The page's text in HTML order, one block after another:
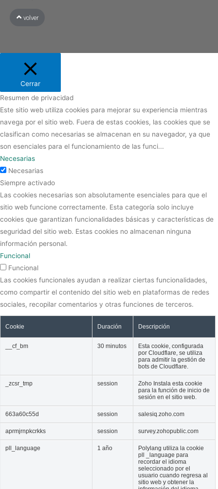
volver
Cerrar
Resumen de privacidad
Este sitio web utiliza cookies para mejorar su experiencia mientras
navega por el sitio web. Fuera de estas cookies, las cookies que se
clasifican como necesarias se almacenan en su navegador, ya que
son esenciales para el funcionamiento de las funci...
Necesarias
Necesarias
Siempre activado
Las cookies necesarias son absolutamente esenciales para que el
sitio web funcione correctamente. Esta categoría solo incluye
cookies que garantizan funcionalidades básicas y características de
seguridad del sitio web. Estas cookies no almacenan ninguna
información personal.
Funcional
Funcional
Las cookies funcionales ayudan a realizar ciertas funcionalidades,
como compartir el contenido del sitio web en plataformas de redes
sociales, recopilar comentarios y otras funciones de terceros.
Cookie Duración Descripción
__cf_bm 30 minutos
Esta cookie, configurada
por Cloudflare, se utiliza
para admitir la gestión de
bots de Cloudflare.
_zcsr_tmp session
Zoho Instala esta cookie
para la función de inicio de
sesión en el sitio web.
663a60c55d session salesiq.zoho.com
aprmjrnpkcrkks session survey.zohopublic.com
pll_language 1 año
Polylang utiliza la cookie
pll _language para
recordar el idioma
seleccionado por el
usuario cuando regresa al
sitio web y obtener la